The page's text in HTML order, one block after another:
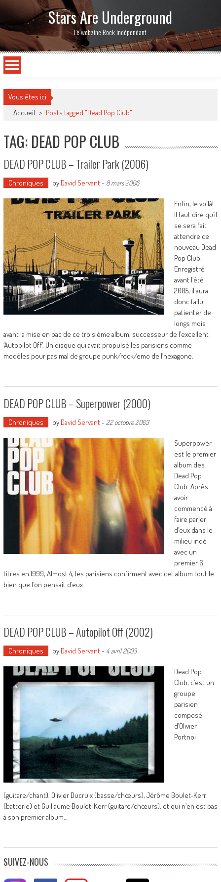
Stars Are Underground
Le webzine Rock Indépendant
Vous êtes ici
Accueil > Posts tagged "Dead Pop Club"
TAG: DEAD POP CLUB
DEAD POP CLUB – Trailer Park (2006)
Chroniques by David Servant- 8 mars 2006
Enfin, le voilà!
Il faut dire qu’il
se sera fait
attendre ce
nouveau Dead
Pop Club!
Enregistré
avant l’été
2005, il aura
donc fallu
patienter de
longs mois
avant la mise en bac de ce troisième album, successeur de l’excellent
‘Autopilot Off’. Un disque qui avait propulsé les parisiens comme
modèles pour pas mal de groupe punk/rock/emo de l’hexagone.
DEAD POP CLUB – Superpower (2000)
Chroniques by David Servant- 22 octobre 2003
Superpower
est le premier
album des
Dead Pop
Club. Après
avoir
commencé à
faire parler
d’eux dans le
milieu indé
avec un
premier 6
titres en 1999, Almost 4, les parisiens confirment avec cet album tout le
bien que l’on pensait d’eux.
DEAD POP CLUB – Autopilot Off (2002)
Chroniques by David Servant- 4 avril 2003
Dead Pop
Club, c’est un
groupe
parisien
composé
d’Olivier
Portnoi
(guitare/chant), Olivier Ducruix (basse/chœurs), Jérôme Boulet-Kerr
(batterie) et Guillaume Boulet-Kerr (guitare/chœurs), et qui n’en est pas
à son premier album…
SUIVEZ-NOUS